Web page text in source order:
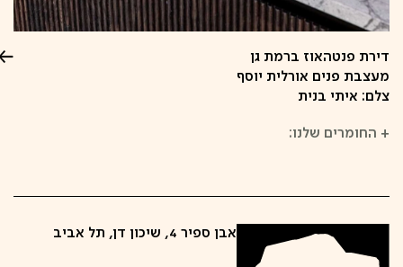
דירת פנטהאוז ברמת גן
מעצבת פנים אורלית יוסף
צלם: איתי בנית
+ החומרים שלנו:
אבן ספיר 4, שיכון דן, תל אביב